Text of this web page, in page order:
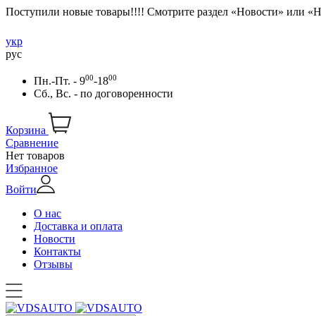
Поступили новые товары!!!! Смотрите раздел «Новости» или
укр
рус
Пн.-Пт. - 900-1800
Сб., Вс. - по договоренности
Корзина
Сравнение
Нет товаров
Избранное
Войти
О нас
Доставка и оплата
Новости
Контакты
Отзывы